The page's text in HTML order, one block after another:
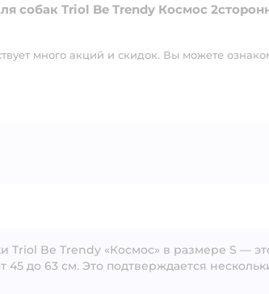
собак Triol Be Trendy Космос
много акций и скидок. Вы можете
Открыть вопрос
Triol Be Trendy «Космос» в размере S —
45 до 63 см. Это подтверждается